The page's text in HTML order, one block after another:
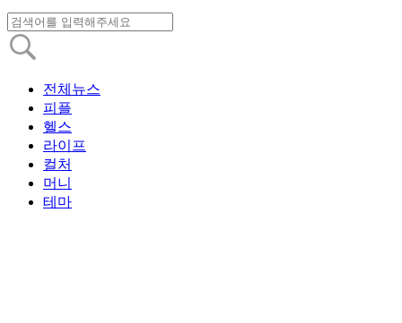
전체뉴스
피플
헬스
라이프
컬처
머니
테마